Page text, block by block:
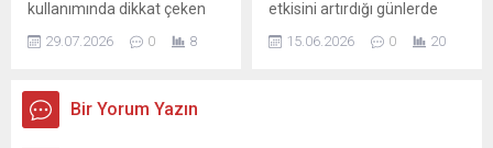
kullanımında dikkat çeken
bir artış yaşanıyor. Son
verilere göre trafiğe kayıtlı
üzerine çıkarak, her 1.000
kişiye düşen otomobil
29.07.2026 0 8
etkisini artırdığı günlerde
meteorolojik tahminler
dikkat çeken bir değişime
15.06.2026 0 20
Bir Yorum Yazın